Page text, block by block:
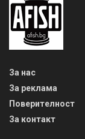
За нас
За реклама
Поверителност
За контакт